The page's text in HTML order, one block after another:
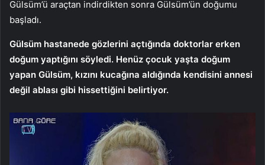
Gülsüm’ü araçtan indirdikten sonra Gülsüm’ün doğumu
başladı.
Gülsüm hastanede gözlerini açtığında doktorlar erken
doğum yaptığını söyledi. Henüz çocuk yaşta doğum
yapan Gülsüm, kızını kucağına aldığında kendisini annesi
değil ablası gibi hissettiğini belirtiyor.